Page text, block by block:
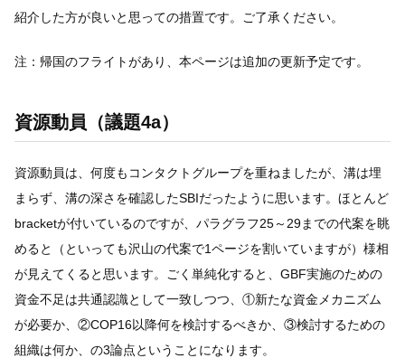
紹介した方が良いと思っての措置です。ご了承ください。
注：帰国のフライトがあり、本ページは追加の更新予定です。
資源動員（議題4a）
資源動員は、何度もコンタクトグループを重ねましたが、溝は埋
まらず、溝の深さを確認したSBIだったように思います。ほとんど
bracketが付いているのですが、パラグラフ25～29までの代案を眺
めると（といっても沢山の代案で1ページを割いていますが）様相
が見えてくると思います。ごく単純化すると、GBF実施のための
資金不足は共通認識として一致しつつ、①新たな資金メカニズム
が必要か、②COP16以降何を検討するべきか、③検討するための
組織は何か、の3論点ということになります。